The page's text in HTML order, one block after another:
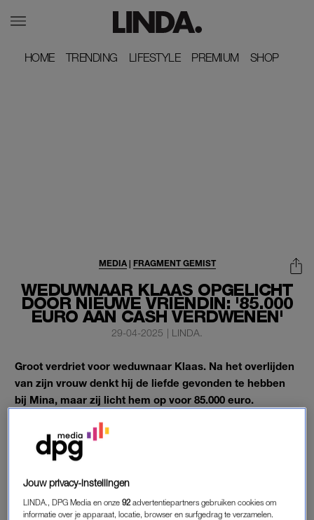
HOME
HOME TRENDING
TRENDING LIFESTYLE
LIFESTYLE PREMIUM
PREMIUM SHOP
SHOP
WEDUWNAAR KLAAS OPGELICHT
DOOR NIEUWE VRIENDIN: '85.000
EURO AAN CASH VERDWENEN'
MEDIA| FRAGMENT GEMIST
29-04-2025 | LINDA.
Groot verdriet voor weduwnaar Klaas. Na het overlijden
van zijn vrouw denkt hij de liefde gevonden te hebben
bij Mina, maar zij licht hem op voor 85.000 euro.
Het bedrag gaf hij in cash aan haar om samen een huis te
kopen in Agadir (Marokko).
WEDUWNAAR KLAAS OPGELICHT
Ellie Lustconfronteert de vrouw in haar programmaOpgelicht
Jouw privacy-instellingen
LINDA., DPG Media en onze92 advertentiepartners gebruiken cookies om
informatie over je apparaat, locatie, browser en surfgedrag te verzamelen.